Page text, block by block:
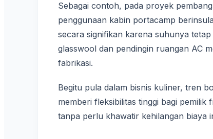
Sebagai contoh, pada proyek
penggunaan kabin portacamp
secara signifikan karena suhunya
glasswool dan pendingin ruangan AC
fabrikasi.
Begitu pula dalam bisnis kuliner, tren
memberi fleksibilitas tinggi bagi
tanpa perlu khawatir kehilangan biaya